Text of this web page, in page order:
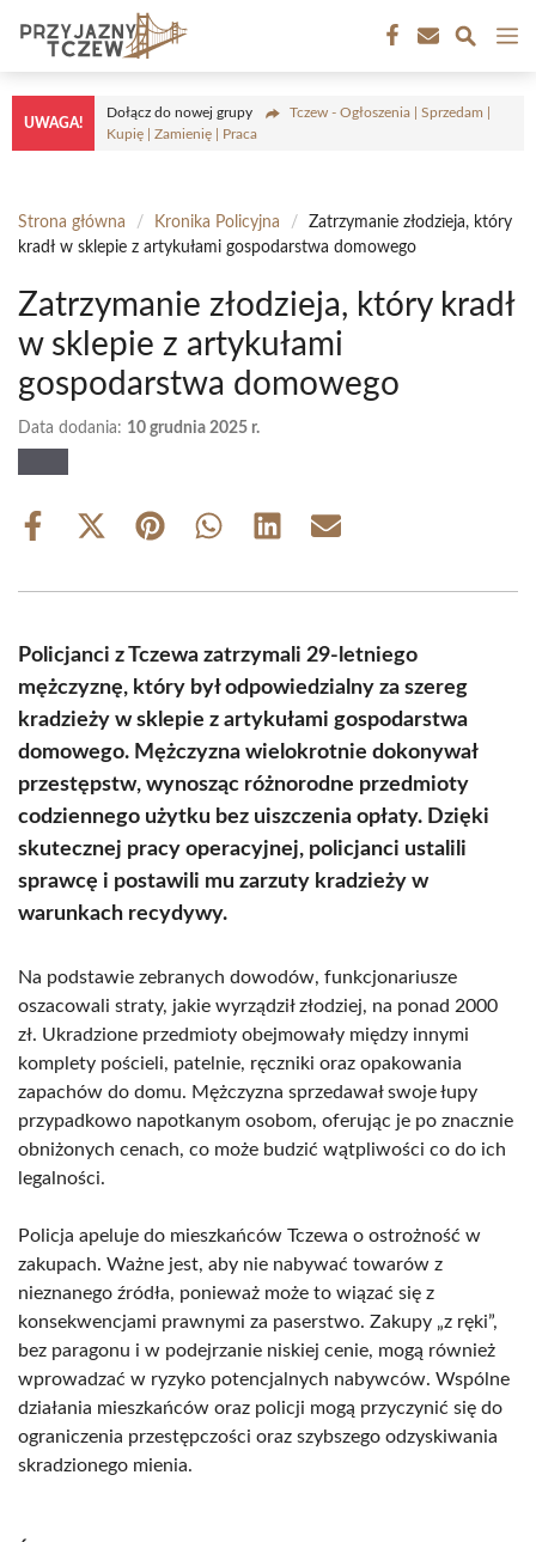
treści
UWAGA!
Dołącz do nowej grupy
Tczew - Ogłoszenia | Sprzedam |
Kupię | Zamienię | Praca
Strona główna / Kronika Policyjna /
Zatrzymanie złodzieja, który
kradł w sklepie z artykułami gospodarstwa domowego
Zatrzymanie złodzieja, który kradł
w sklepie z artykułami
gospodarstwa domowego
Data dodania: 10 grudnia 2025 r.
Share
Share
(Twitter)
Share Share Share Share
Policjanci z Tczewa zatrzymali 29-letniego
mężczyznę, który był odpowiedzialny za szereg
kradzieży w sklepie z artykułami gospodarstwa
domowego. Mężczyzna wielokrotnie dokonywał
przestępstw, wynosząc różnorodne przedmioty
codziennego użytku bez uiszczenia opłaty. Dzięki
skutecznej pracy operacyjnej, policjanci ustalili
sprawcę i postawili mu zarzuty kradzieży w
warunkach recydywy.
Na podstawie zebranych dowodów, funkcjonariusze
oszacowali straty, jakie wyrządził złodziej, na ponad 2000
zł. Ukradzione przedmioty obejmowały między innymi
komplety pościeli, patelnie, ręczniki oraz opakowania
zapachów do domu. Mężczyzna sprzedawał swoje łupy
przypadkowo napotkanym osobom, oferując je po znacznie
obniżonych cenach, co może budzić wątpliwości co do ich
legalności.
Policja apeluje do mieszkańców Tczewa o ostrożność w
zakupach. Ważne jest, aby nie nabywać towarów z
nieznanego źródła, ponieważ może to wiązać się z
konsekwencjami prawnymi za paserstwo. Zakupy „z ręki”,
bez paragonu i w podejrzanie niskiej cenie, mogą również
wprowadzać w ryzyko potencjalnych nabywców. Wspólne
działania mieszkańców oraz policji mogą przyczynić się do
ograniczenia przestępczości oraz szybszego odzyskiwania
skradzionego mienia.